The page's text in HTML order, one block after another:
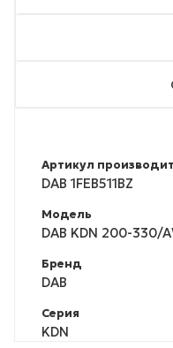
Артикул
DAB 1FEB511BZ
Модель
DAB KDN 200-330/
Бренд
DAB
Серия
KDN